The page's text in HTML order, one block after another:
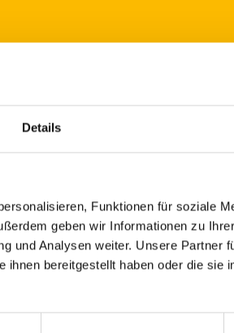
Details
Funktionen für soziale
geben wir Informationen zu
und Analysen weiter. Unsere Partner
bereitgestellt haben oder die sie
mit der Abteilung Umwelt- und
ein.
die vielfältigen Lebensräume der